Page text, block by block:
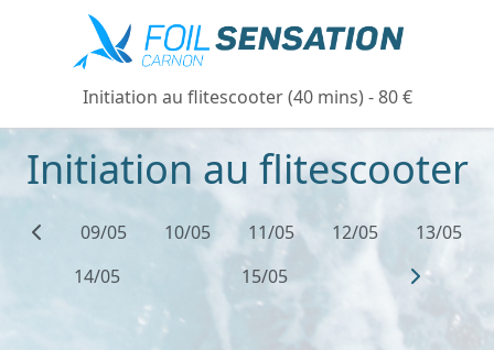
Initiation au flitescooter (40 mins) - 80 €
Initiation au flitescooter
09/05 10/05 11/05 12/05
13/05
14/05
15/05